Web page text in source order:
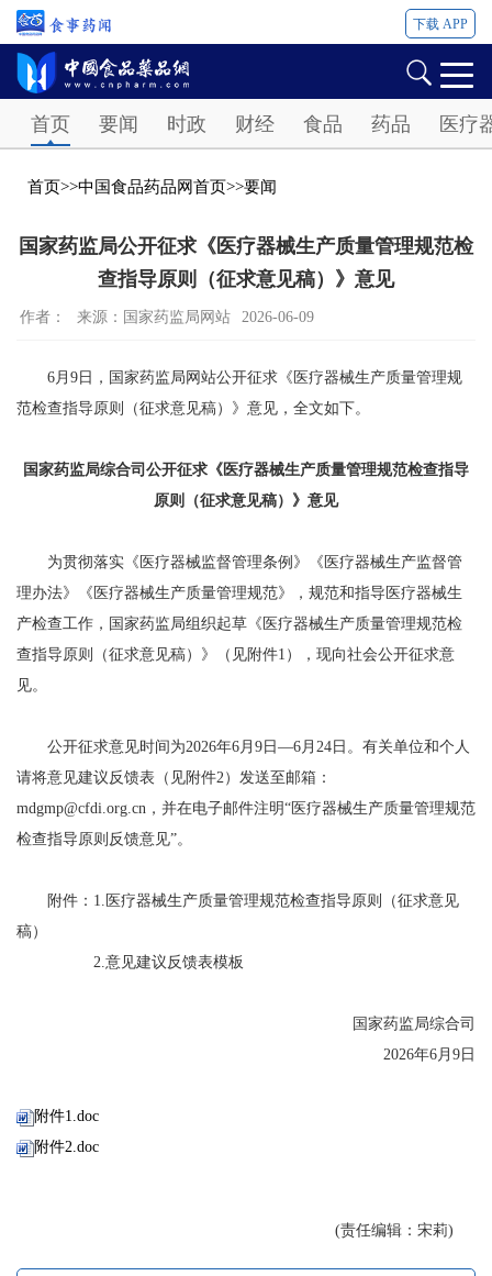
下载 APP
首页 要闻 时政 财经 食品 药品 医疗
首页>>中国食品药品网首页>>要闻
国家药监局公开征求《医疗器械生产质量管理规范检
查指导原则（征求意见稿）》意见
作者： 来源：国家药监局网站 2026-06-09
6月9日，国家药监局网站公开征求《医疗器械生产质量管理规
范检查指导原则（征求意见稿）》意见，全文如下。
国家药监局综合司公开征求《医疗器械生产质量管理规范检查指导
原则（征求意见稿）》意见
为贯彻落实《医疗器械监督管理条例》《医疗器械生产监督管
理办法》《医疗器械生产质量管理规范》，规范和指导医疗器械生
产检查工作，国家药监局组织起草《医疗器械生产质量管理规范检
查指导原则（征求意见稿）》（见附件1），现向社会公开征求意
见。
公开征求意见时间为2026年6月9日—6月24日。有关单位和个人
请将意见建议反馈表（见附件2）发送至邮箱：
mdgmp@cfdi.org.cn，并在电子邮件注明“医疗器械生产质量管理规范
检查指导原则反馈意见”。
附件：1.医疗器械生产质量管理规范检查指导原则（征求意见
稿）
2.意见建议反馈表模板
国家药监局综合司
2026年6月9日
附件1.doc
附件2.doc
(责任编辑：宋莉)